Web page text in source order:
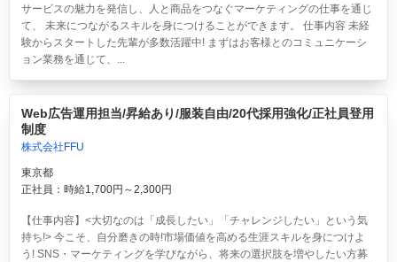
サービスの魅力を発信し、人と商品をつなぐマーケティングの仕事を通じ
て、 未来につながるスキルを身につけることができます。 仕事内容 未経
験からスタートした先輩が多数活躍中! まずはお客様とのコミュニケーシ
ョン業務を通じて、...
Web広告運用担当/昇給あり/服装自由/20代採用強化/正社員登用
制度
株式会社FFU
東京都
正社員：時給1,700円～2,300円
【仕事内容】<大切なのは「成長したい」「チャレンジしたい」という気
持ち!> 今こそ、自分磨きの時!市場価値を高める生涯スキルを身につけよ
う! SNS・マーケティングを学びながら、将来の選択肢を増やしたい方募